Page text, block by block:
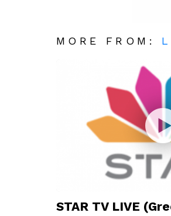
MORE FROM:
STAR TV LIVE